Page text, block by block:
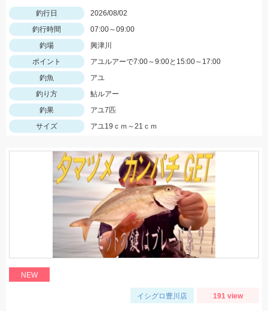
釣行日
2026/08/02
釣行時間
07:00～09:00
釣場
興津川
ポイント
アユルアーで7:00～9:00と15:00～17:00
釣魚
アユ
釣り方
鮎ルアー
釣果
アユ7匹
サイズ
アユ19ｃｍ～21ｃｍ
NEW
イシグロ豊川店 191 view